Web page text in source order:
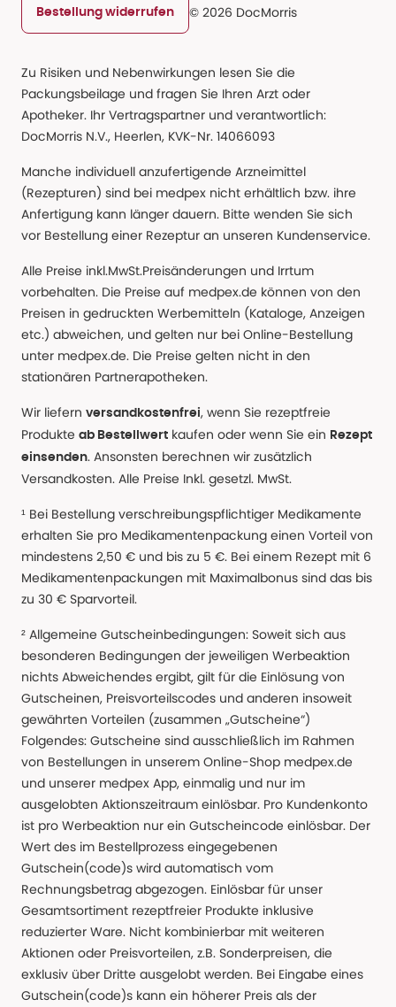
Bestellung widerrufen © 2026 DocMorris
Zu Risiken und Nebenwirkungen lesen Sie die
Packungsbeilage und fragen Sie Ihren Arzt oder
Apotheker. Ihr Vertragspartner und verantwortlich:
DocMorris N.V., Heerlen, KVK-Nr. 14066093
Manche individuell anzufertigende Arzneimittel
(Rezepturen) sind bei medpex nicht erhältlich bzw. ihre
Anfertigung kann länger dauern. Bitte wenden Sie sich
vor Bestellung einer Rezeptur an unseren Kundenservice.
Alle Preise inkl.MwSt.Preisänderungen und Irrtum
vorbehalten. Die Preise auf medpex.de können von den
Preisen in gedruckten Werbemitteln (Kataloge, Anzeigen
etc.) abweichen, und gelten nur bei Online-Bestellung
unter medpex.de. Die Preise gelten nicht in den
stationären Partnerapotheken.
Wir liefern versandkostenfrei, wenn Sie rezeptfreie
Produkte ab Bestellwert kaufen oder wenn Sie ein Rezept
einsenden. Ansonsten berechnen wir zusätzlich
Versandkosten. Alle Preise Inkl. gesetzl. MwSt.
¹ Bei Bestellung verschreibungspflichtiger Medikamente
erhalten Sie pro Medikamentenpackung einen Vorteil von
mindestens 2,50 € und bis zu 5 €. Bei einem Rezept mit 6
Medikamentenpackungen mit Maximalbonus sind das bis
zu 30 € Sparvorteil.
² Allgemeine Gutscheinbedingungen: Soweit sich aus
besonderen Bedingungen der jeweiligen Werbeaktion
nichts Abweichendes ergibt, gilt für die Einlösung von
Gutscheinen, Preisvorteilscodes und anderen insoweit
gewährten Vorteilen (zusammen „Gutscheine“)
Folgendes: Gutscheine sind ausschließlich im Rahmen
von Bestellungen in unserem Online-Shop medpex.de
und unserer medpex App, einmalig und nur im
ausgelobten Aktionszeitraum einlösbar. Pro Kundenkonto
ist pro Werbeaktion nur ein Gutscheincode einlösbar. Der
Wert des im Bestellprozess eingegebenen
Gutschein(code)s wird automatisch vom
Rechnungsbetrag abgezogen. Einlösbar für unser
Gesamtsortiment rezeptfreier Produkte inklusive
reduzierter Ware. Nicht kombinierbar mit weiteren
Aktionen oder Preisvorteilen, z.B. Sonderpreisen, die
exklusiv über Dritte ausgelobt werden. Bei Eingabe eines
Gutschein(code)s kann ein höherer Preis als der